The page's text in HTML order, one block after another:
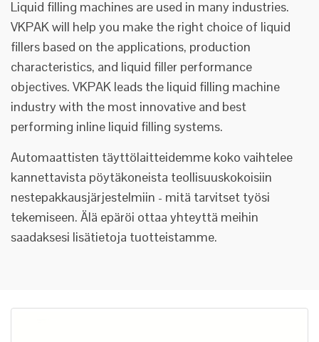
Liquid filling machines are used in many industries.
VKPAK will help you make the right choice of liquid
fillers based on the applications, production
characteristics, and liquid filler performance
objectives. VKPAK leads the liquid filling machine
industry with the most innovative and best
performing inline liquid filling systems.
Automaattisten täyttölaitteidemme koko vaihtelee
kannettavista pöytäkoneista teollisuuskokoisiin
nestepakkausjärjestelmiin - mitä tarvitset työsi
tekemiseen. Älä epäröi ottaa yhteyttä meihin
saadaksesi lisätietoja tuotteistamme.